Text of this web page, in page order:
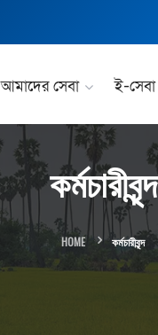
আমাদের সেবা ই-সেবা
কর্মচারীবৃন্দ
HOME কর্মচারীবৃন্দ